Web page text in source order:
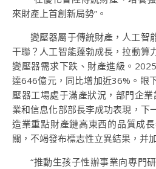
來財產上首創新局勢”。
變壓器屬于傳統財產，人工智
干聯？人工智能蓬勃成長，拉動算
變壓器需求下跌、財產進級。
達646億元，同比增加近36%。眼
壓器工場處于滿產狀況，部門企
業和信息化部部長李成功表現，下
造業重點財產鏈高東西的品質成
關，不竭發布標志性立異結果，并
“推動生孩子性辦事業向專門